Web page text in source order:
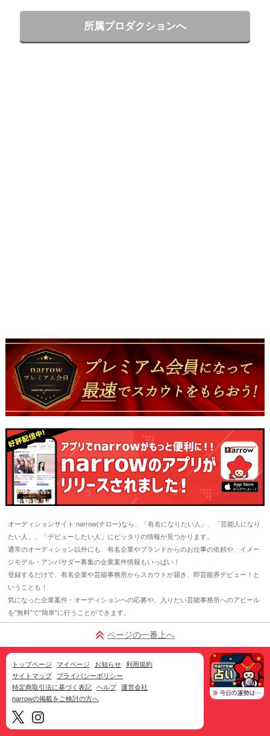
所属プロダクションへ
オーディションサイト narrow(ナロー)なら、「有名になりたい人」、「芸能人になり
たい人」、「デビューしたい人」にピッタリの情報が見つかります。
通常のオーディション以外にも、有名企業やブランドからのお仕事の依頼や、イメー
ジモデル・アンバサダー募集の企業案件情報もいっぱい！
登録するだけで、有名企業や芸能事務所からスカウトが届き、即芸能界デビュー！と
いうことも！
気になった企業案件・オーディションへの応募や、入りたい芸能事務所へのアピール
を"無料"で"簡単"に行うことができます。
ページの一番上へ
トップページ マイページ お知らせ
利用規約
サイトマップ
プライバシーポリシー
特定商取引法に基づく表記
ヘルプ
運営会社
narrowの掲載をご検討の方へ